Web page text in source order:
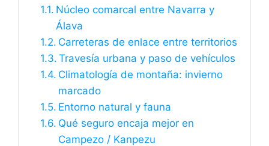
Núcleo comarcal entre Navarra y
Álava
Carreteras de enlace entre territorios
Travesía urbana y paso de vehículos
Climatología de montaña: invierno
marcado
Entorno natural y fauna
Qué seguro encaja mejor en
Campezo / Kanpezu